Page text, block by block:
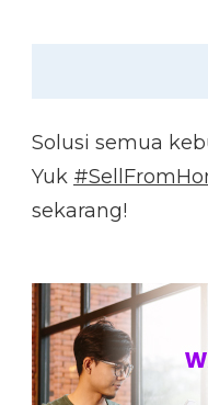
Solusi semua
Yuk
sekarang!